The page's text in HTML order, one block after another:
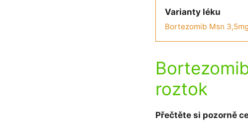
Varianty léku
Bortezomib Msn
roztok
Přečtěte si pozorně